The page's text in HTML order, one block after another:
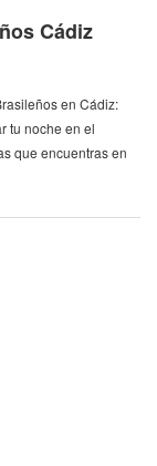
Cádiz
en Cádiz:
tu noche en el
que encuentras en